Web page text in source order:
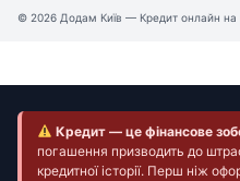
© 2026 Додам Київ — Кредит онлайн на
Кредит — це фінансове
погашення призводить до
кредитної історії. Перш ніж